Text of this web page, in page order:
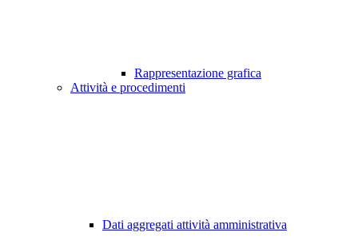
Rappresentazione grafica
Attività e procedimenti
Dati aggregati attività amministrativa